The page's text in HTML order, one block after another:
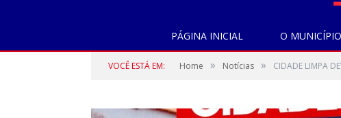
PÁGINA INICIAL O MUNICÍPIO
VOCÊ ESTÁ EM: Home » Notícias » CIDADE LIMPA